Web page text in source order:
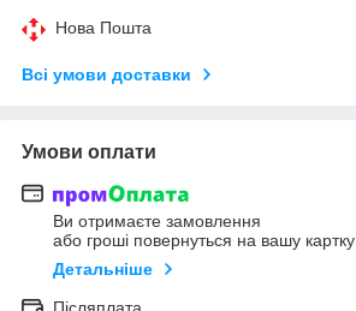
Нова Пошта
Всі умови доставки
Умови оплати
Ви отримаєте замовлення
або гроші повернуться на вашу картку
Детальніше